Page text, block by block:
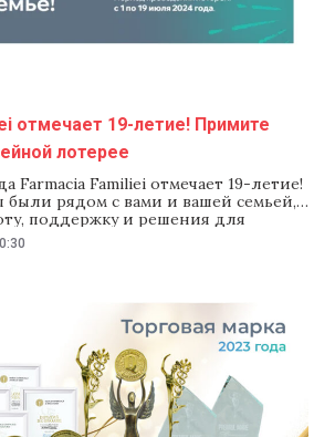
отмечает 19-летие! Примите
лотерее
Farmacia Familiei отмечает 19-летие!
были рядом с вами и вашей семьей,
поддержку и решения для
юбилей мы хотим вознаградить вас